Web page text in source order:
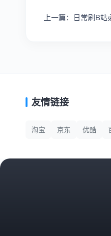
上一篇：日常刷B
友情链接
淘宝 京东 优酷